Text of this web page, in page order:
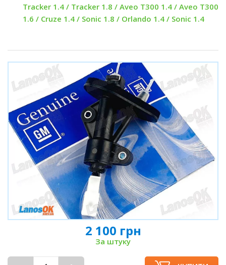
Tracker 1.4 / Tracker 1.8 / Aveo T300 1.4 / Aveo T300
1.6 / Cruze 1.4 / Sonic 1.8 / Orlando 1.4 / Sonic 1.4
2 100 грн
За штуку